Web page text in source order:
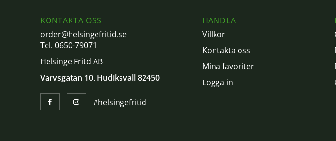
KONTAKTA OSS
order@helsingefritid.se
Tel. 0650-79071
Helsinge Fritd AB
Varvsgatan 10, Hudiksvall 82450
#helsingefritid
HANDLA
Villkor
Kontakta oss
Mina favoriter
Logga in